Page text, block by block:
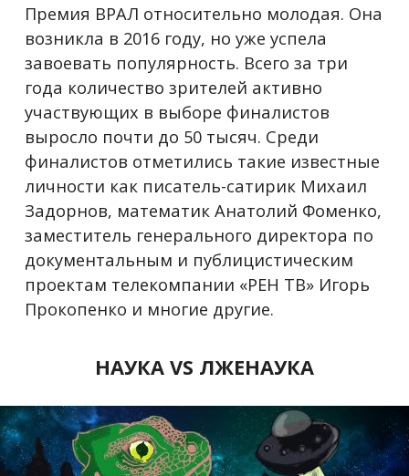
Премия ВРАЛ относительно молодая. Она
возникла в 2016 году, но уже успела
завоевать популярность. Всего за три
года количество зрителей активно
участвующих в выборе финалистов
выросло почти до 50 тысяч. Среди
финалистов отметились такие известные
личности как писатель-сатирик Михаил
Задорнов, математик Анатолий Фоменко,
заместитель генерального директора по
документальным и публицистическим
проектам телекомпании «РЕН ТВ» Игорь
Прокопенко и многие другие.
НАУКА VS ЛЖЕНАУКА